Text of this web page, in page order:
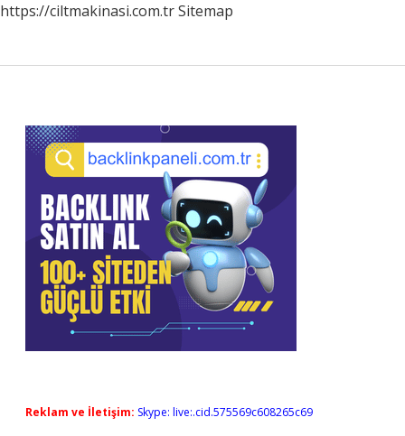
https://ciltmakinasi.com.trSitemap
Sidebar
Reklam ve İletişim: Skype: live:.cid.575569c608265c69